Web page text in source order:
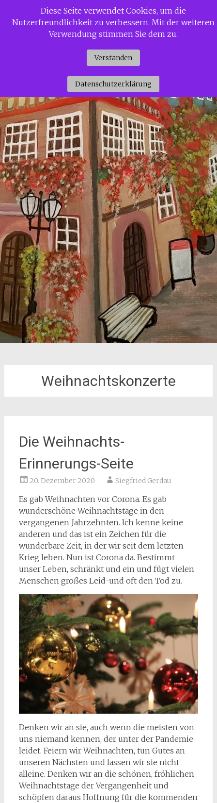
InhaltSiggi Gerdaus Welt
Weihnachtskonzerte
Die Weihnachts-
Erinnerungs-Seite
20. Dezember 2020 Siegfried Gerdau
Es gab Weihnachten vor Corona. Es gab
wunderschöne Weihnachtstage in den
vergangenen Jahrzehnten. Ich kenne keine
anderen und das ist ein Zeichen für die
wunderbare Zeit, in der wir seit dem letzten
Krieg leben. Nun ist Corona da. Bestimmt
unser Leben, schränkt und ein und fügt vielen
Menschen großes Leid-und oft den Tod zu.
Denken wir an sie, auch wenn die meisten von
uns niemand kennen, der unter der Pandemie
leidet. Feiern wir Weihnachten, tun Gutes an
unseren Nächsten und lassen wir sie nicht
alleine. Denken wir an die schönen, fröhlichen
Weihnachtstage der Vergangenheit und
schöpfen daraus Hoffnung für die kommenden
Diese Seite verwendet Cookies, um die
Nutzerfreundlichkeit zu verbessern. Mit der weiteren
Verwendung stimmen Sie dem zu.
Verstanden
Datenschutzerklärung